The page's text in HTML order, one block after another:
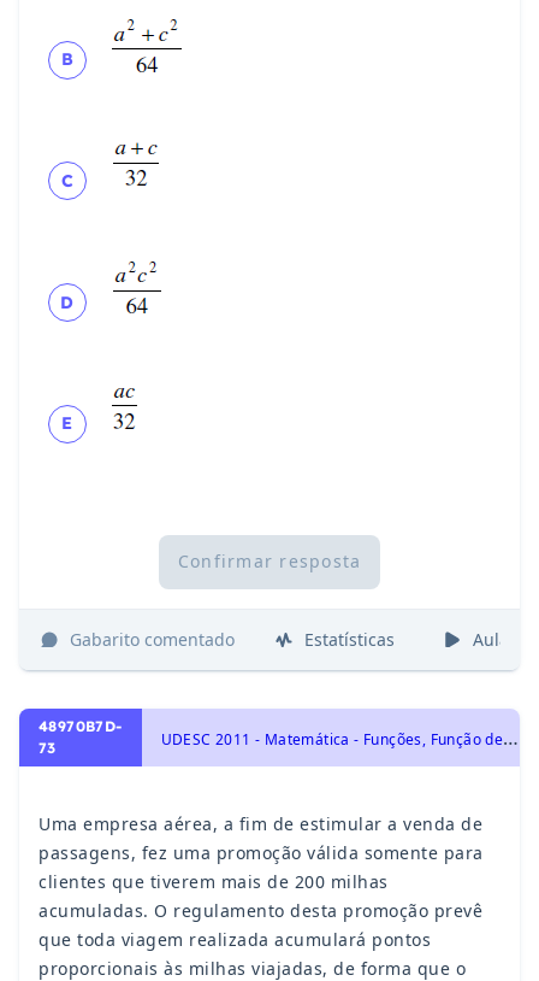
B
C
D
E
Confirmar resposta
Gabarito comentado Estatísticas Aulas
48970B7D-
73
U
DESC 2011 - Matemática - Funções, Função de 1º Grau
Uma empresa aérea, a fim de estimular a venda de
passagens, fez uma promoção válida somente para
clientes que tiverem mais de 200 milhas
acumuladas. O regulamento desta promoção prevê
que toda viagem realizada acumulará pontos
proporcionais às milhas viajadas, de forma que o